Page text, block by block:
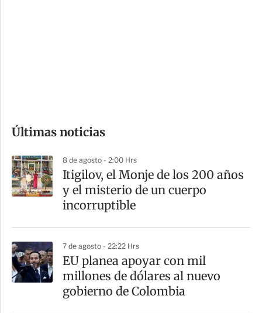
m
a
r
t
Últimas noticias
8 de agosto - 2:00 Hrs
Itigilov, el Monje de los 200 años
y el misterio de un cuerpo
incorruptible
7 de agosto - 22:22 Hrs
EU planea apoyar con mil
millones de dólares al nuevo
gobierno de Colombia